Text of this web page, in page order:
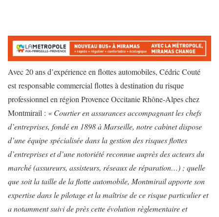
Avec 20 ans d’expérience en flottes automobiles, Cédric Couté
est responsable commercial flottes à destination du risque
professionnel en région Provence Occitanie Rhône-Alpes chez
Montmirail : « Courtier en assurances accompagnant les chefs
d’entreprises, fondé en 1898 à Marseille, notre cabinet dispose
d’une équipe spécialisée dans la gestion des risques flottes
d’entreprises et d’une notoriété reconnue auprès des acteurs du
marché (assureurs, assisteurs, réseaux de réparation…) ; quelle
que soit la taille de la flotte automobile, Montmirail apporte son
expertise dans le pilotage et la maîtrise de ce risque particulier et
a notamment suivi de près cette évolution règlementaire et